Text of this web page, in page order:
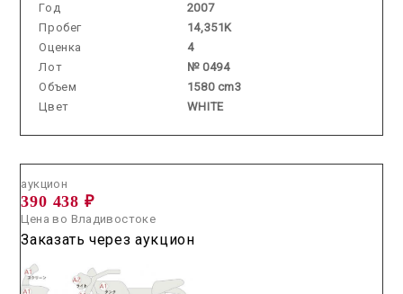
Год
2007
Пробег
14,351K
Оценка
4
Лот
№ 0494
Объем
1580 cm3
Цвет
WHITE
аукцион
390 438 ₽
Цена во Владивостоке
Заказать через аукцион